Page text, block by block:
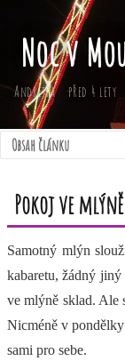
Noc v
Andrejka před 4 lety
Obsah článku
Pokoj ve mlýně
Samotný mlýn
kabaretu, žádný
ve mlýně sklad. Ale
Nicméně v
sami pro sebe.